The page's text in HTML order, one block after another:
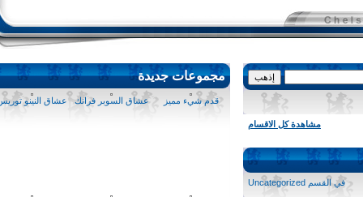
مشاهدة كل الاقسام
في القسمUncategorized
مجموعات جديدة
قدم شيء مميز عشاق السوبر فرانك عشاق النينو توريس